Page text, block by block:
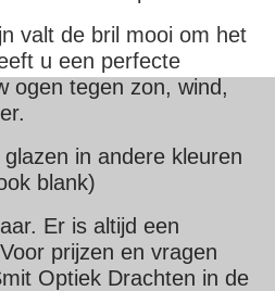
valt de bril mooi om het
u een perfecte
ogen tegen zon, wind,
in andere kleuren
blank)
Er is altijd een
prijzen en vragen
Optiek Drachten in de